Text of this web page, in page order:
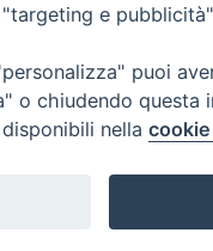
e
puoi
o chiudendo questa
nella